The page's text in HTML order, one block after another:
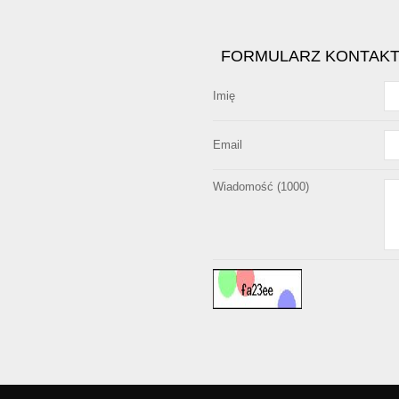
FORMULARZ
Imię
Email
Wiadomość (1000)